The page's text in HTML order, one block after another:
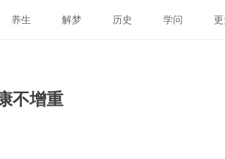
养生 解梦 历史 学问
不增重